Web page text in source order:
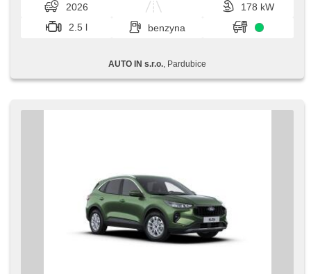
2026
178 kW
2.5 l
benzyna
AUTO IN s.r.o. , Pardubice